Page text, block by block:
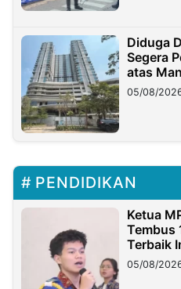
Diduga
Segera
atas
05/08/
PENDIDIKAN
Ketua
Tembus
Terbaik
05/08/